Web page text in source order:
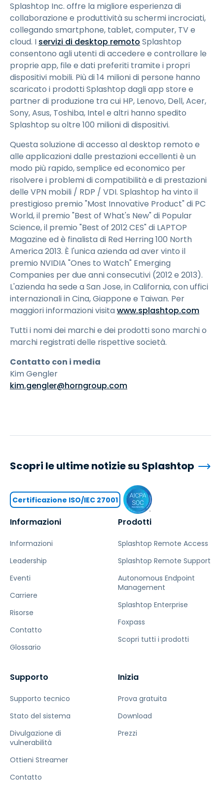
Splashtop Inc. offre la migliore esperienza di
collaborazione e produttività su schermi incrociati,
collegando smartphone, tablet, computer, TV e
cloud. I servizi di desktop remoto Splashtop
consentono agli utenti di accedere e controllare le
proprie app, file e dati preferiti tramite i propri
dispositivi mobili. Più di 14 milioni di persone hanno
scaricato i prodotti Splashtop dagli app store e
partner di produzione tra cui HP, Lenovo, Dell, Acer,
Sony, Asus, Toshiba, Intel e altri hanno spedito
Splashtop su oltre 100 milioni di dispositivi.
Questa soluzione di accesso al desktop remoto e
alle applicazioni dalle prestazioni eccellenti è un
modo più rapido, semplice ed economico per
risolvere i problemi di compatibilità e di prestazioni
delle VPN mobili / RDP / VDI. Splashtop ha vinto il
prestigioso premio "Most Innovative Product" di PC
World, il premio "Best of What's New" di Popular
Science, il premio "Best of 2012 CES" di LAPTOP
Magazine ed è finalista di Red Herring 100 North
America 2013. È l'unica azienda ad aver vinto il
premio NVIDIA "Ones to Watch" Emerging
Companies per due anni consecutivi (2012 e 2013).
L'azienda ha sede a San Jose, in California, con uffici
internazionali in Cina, Giappone e Taiwan. Per
maggiori informazioni visitawww.splashtop.com
Tutti i nomi dei marchi e dei prodotti sono marchi o
marchi registrati delle rispettive società.
Contatto con i media
Kim Gengler
kim.gengler@horngroup.com
Informazioni
Informazioni
Leadership
Eventi
Carriere
Risorse
Contatto
Glossario
Prodotti
Splashtop Remote Access
Splashtop Remote Support
Autonomous Endpoint
Management
Splashtop Enterprise
Foxpass
Scopri tutti i prodotti
Supporto
Supporto tecnico
Stato del sistema
Divulgazione di
vulnerabilità
Ottieni Streamer
Contatto
Inizia
Prova gratuita
Download
Prezzi
Scopri le ultime notizie su Splashtop
Certificazione ISO/IEC 27001